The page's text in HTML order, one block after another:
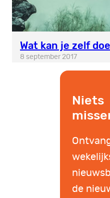
Wat kan je zelf
8 september 2017
Niets
de